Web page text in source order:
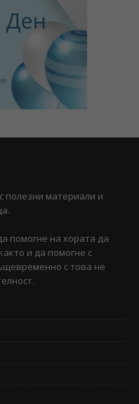
полезни материали и
помогне на хората да
и да помогне с
с това не